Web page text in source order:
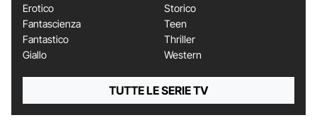
Erotico
Fantascienza
Fantastico
Giallo
Storico
Teen
Thriller
Western
TUTTE LE SERIE TV